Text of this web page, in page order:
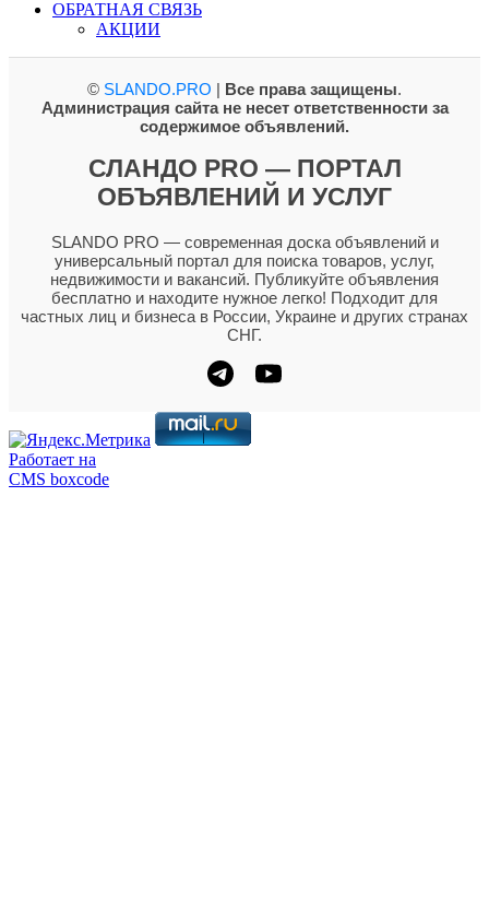
ОБРАТНАЯ СВЯЗЬ
АКЦИИ
© SLANDO.PRO | Все права защищены.
Администрация сайта не несет ответственности за
содержимое объявлений.
СЛАНДО PRO — ПОРТАЛ
ОБЪЯВЛЕНИЙ И УСЛУГ
SLANDO PRO — современная доска объявлений и
универсальный портал для поиска товаров, услуг,
недвижимости и вакансий. Публикуйте объявления
бесплатно и находите нужное легко! Подходит для
частных лиц и бизнеса в России, Украине и других странах
СНГ.
Работает на
CMS boxcode